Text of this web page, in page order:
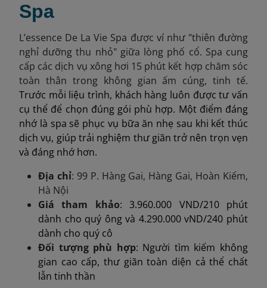
Spa
L’essence De La Vie Spa được ví như "thiên đường
nghỉ dưỡng thu nhỏ" giữa lòng phố cổ. Spa cung
cấp các dịch vụ xông hơi 15 phút kết hợp chăm sóc
toàn thân trong không gian ấm cúng, tinh tế.
Trước mỗi liệu trình, khách hàng luôn được tư vấn
cụ thể để chọn đúng gói phù hợp. Một điểm đáng
nhớ là spa sẽ phục vụ bữa ăn nhẹ sau khi kết thúc
dịch vụ, giúp trải nghiệm thư giãn trở nên trọn vẹn
và đáng nhớ hơn.
Địa chỉ: 99 P. Hàng Gai, Hàng Gai, Hoàn Kiếm,
Hà Nội
Giá tham khảo: 3.960.000 VND/210 phút
dành cho quý ông và 4.290.000 vND/240 phút
dành cho quý cô
Đối tượng phù hợp: Người tìm kiếm không
gian cao cấp, thư giãn toàn diện cả thể chất
lẫn tinh thần